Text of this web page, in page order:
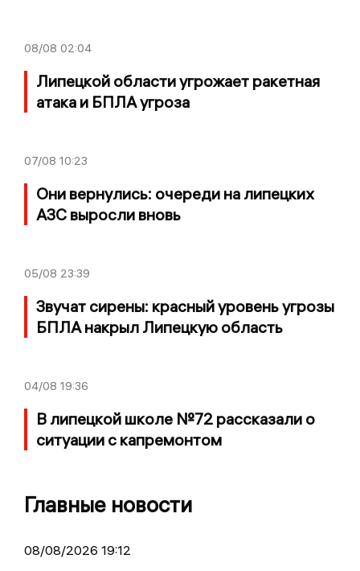
08/08 02:04
Липецкой области угрожает ракетная
атака и БПЛА угроза
07/08 10:23
Они вернулись: очереди на липецких
АЗС выросли вновь
05/08 23:39
Звучат сирены: красный уровень угрозы
БПЛА накрыл Липецкую область
04/08 19:36
В липецкой школе №72 рассказали о
ситуации с капремонтом
Главные новости
08/08/2026 19:12